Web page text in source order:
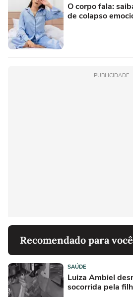
O corpo fala:
de colapso
PUBLICIDADE
Recomendado para você
SAÚDE
Luiza Ambiel
socorrida pela